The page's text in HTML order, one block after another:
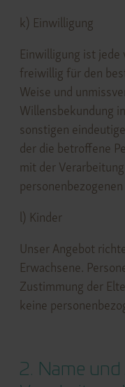
k) Einwilligung
Einwilligung ist jede
freiwillig für den
Weise und
Willensbekundung
sonstigen
der die betroffene
mit der
l) Kinder
Unser Angebot
Erwachsene.
Zustimmung der
keine
2. Name und